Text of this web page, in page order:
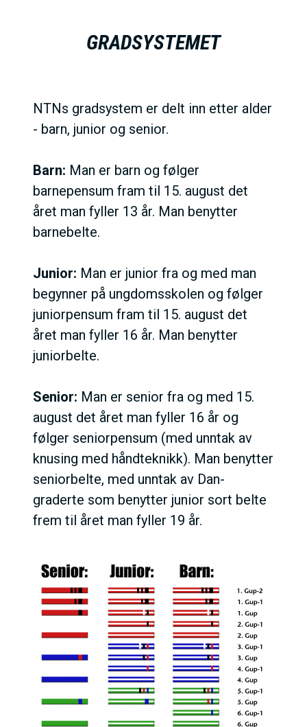
GRADSYSTEMET
NTNs gradsystem er delt inn etter alder
- barn, junior og senior.
Barn: Man er barn og følger
barnepensum fram til 15. august det
året man fyller 13 år. Man benytter
barnebelte.
Junior: Man er junior fra og med man
begynner på ungdomsskolen og følger
juniorpensum fram til 15. august det
året man fyller 16 år. Man benytter
juniorbelte.
Senior: Man er senior fra og med 15.
august det året man fyller 16 år og
følger seniorpensum (med unntak av
knusing med håndteknikk). Man benytter
seniorbelte, med unntak av Dan-
graderte som benytter junior sort belte
frem til året man fyller 19 år.